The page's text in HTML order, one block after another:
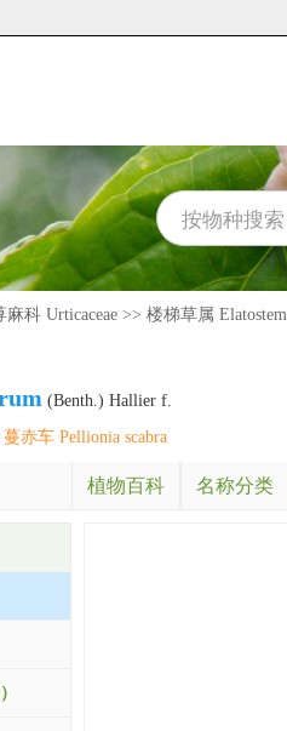
麻科 Urticaceae >> 楼梯草属
(Benth.) Hallier f.
蔓赤车 Pellionia scabra
植物百科 名称分类